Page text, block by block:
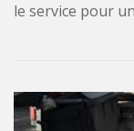
le service pour